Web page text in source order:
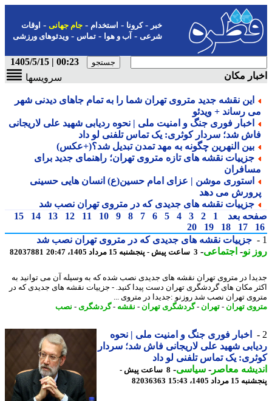
-کرونا-استخدام- جام جهانی-اوقات
شرعی-آب و هوا-تماس-ویدئوهای ورزشی
00:23 | 1405/5/15
مکان
سرویسها
این نقشه جدید متروی تهران شما را به تمام جاهای دیدنی شهر
رساند + ویدئو
اخبار فوری جنگ و امنیت ملی | نحوه ردیابی شهید علی لاریجانی
شد؛ سردار کوثری: یک تماس تلفنی لو داد
بین النهرین چگونه به مهد تمدن تبدیل شد؟(+عکس)
جزییات نقشه های تازه متروی تهران؛ راهنمای جدید برای
استوری موشن | عزای امام حسین(ع) انسان هایی حسینی
می دهد
جزییات نقشه های جدیدی که در متروی تهران نصب شد
بعد
1
2
3
4
5
6
7
8
9
10
11
12
13
14
15
17
18
19
20
جزییات نقشه های جدیدی که در متروی تهران نصب شد
نو- اجتماعی-3 ساعت پیش - پنجشنبه 15 مرداد 1405، 20:47 82037881
در متروی تهران نقشه های جدیدی نصب شده که به وسیله آن می توانید به
مکان های گردشگری تهران دست پیدا کنید. - جزییات نقشه های جدیدی که در
تهران نصب شد روزنو :جدیدا در متروی ...
تهران- تهران- گردشگری تهران- نقشه-گردشگری- نصب
اخبار فوری جنگ و امنیت ملی | نحوه
شهید علی لاریجانی فاش شد؛ سردار
یک تماس تلفنی لو داد
معاصر-سیاسی-
8 ساعت پیش -
1405، 15:43
82036363